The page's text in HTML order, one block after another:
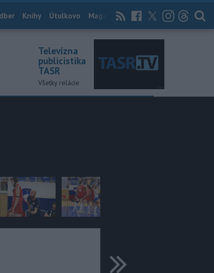
Knihy Útulkovo Magazín News Now Archív
Televízna
publicistika
TASR
Všetky relácie
ďalšie